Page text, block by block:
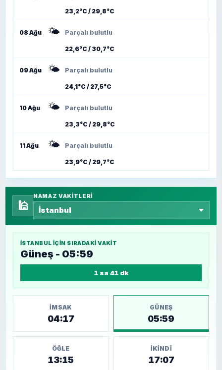
23,2°C / 29,8°C
08 Ağu 🌤️ Parçalı bulutlu
22,6°C / 30,7°C
09 Ağu 🌤️ Parçalı bulutlu
24,1°C / 27,5°C
10 Ağu 🌤️ Parçalı bulutlu
23,3°C / 29,8°C
11 Ağu 🌤️ Parçalı bulutlu
23,9°C / 29,7°C
🕌
NAMAZ VAKITLERI
İSTANBUL IÇIN SIRADAKI VAKIT
Güneş - 05:59
1 sa 41 dk
İMSAK
04:17
GÜNEŞ
05:59
ÖĞLE
13:15
İKINDI
17:07